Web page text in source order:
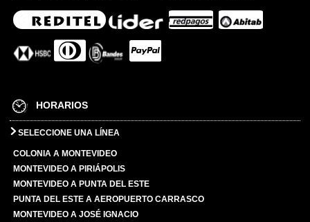
HORARIOS
SELECCIONE UNA LÍNEA
COLONIA A MONTEVIDEO
MONTEVIDEO A PIRIÁPOLIS
MONTEVIDEO A PUNTA DEL ESTE
PUNTA DEL ESTE A AEROPUERTO CARRASCO
MONTEVIDEO A JOSÉ IGNACIO